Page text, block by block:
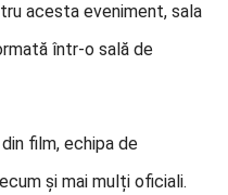
acesta eveniment, sala
într-o sală de
film, echipa de
și mai mulți oficiali.